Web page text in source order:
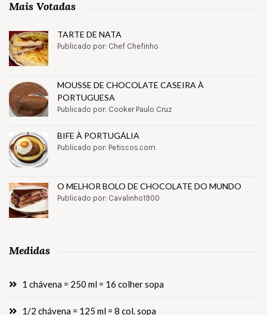
Mais Votadas
TARTE DE NATA
Publicado por: Chef Chefinho
MOUSSE DE CHOCOLATE CASEIRA À
PORTUGUESA
Publicado por: Cooker Paulo Cruz
BIFE À PORTUGÁLIA
Publicado por: Petiscos.com
O MELHOR BOLO DE CHOCOLATE DO MUNDO
Publicado por: Cavalinho1900
Medidas
1 chávena = 250 ml = 16 colher sopa
1/2 chávena = 125 ml = 8 col. sopa